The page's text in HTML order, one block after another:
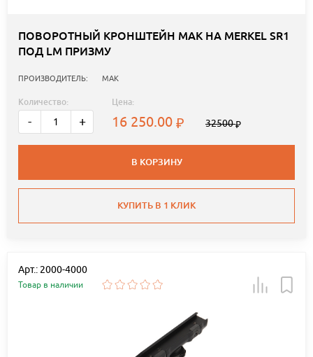
ПОВОРОТНЫЙ КРОНШТЕЙН MAK НА MERKEL SR1
ПОД LM ПРИЗМУ
ПРОИЗВОДИТЕЛЬ: MAK
Количество:
- +
Цена:
16 250.00 32500
В КОРЗИНУ
КУПИТЬ В 1 КЛИК
Арт.: 2000-4000
Товар в наличии